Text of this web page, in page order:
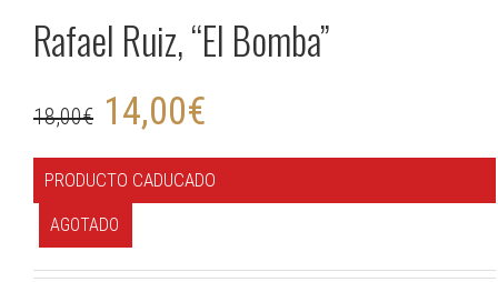
Rafael Ruiz, “El Bomba”
18,00€ 14,00€
PRODUCTO CADUCADO
AGOTADO